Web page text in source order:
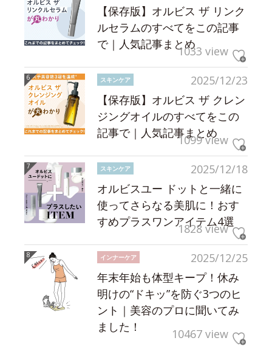
【保存版】オルビス ザ リンク
ルセラムのすべてをこの記事
で｜人気記事まとめ1033 view
2025/12/23
スキンケア
【保存版】オルビス ザ クレン
ジングオイルのすべてをこの
記事で｜人気記事まとめ
1099 view
2025/12/18
スキンケア
オルビスユー ドットと一緒に
使ってさらなる美肌に！おす
すめプラスワンアイテム4選
1828 view
2025/12/25
インナーケア
年末年始も体型キープ！休み
明けの“ドキッ”を防ぐ3つのヒ
ント｜美容のプロに聞いてみ
ました！
10467 view